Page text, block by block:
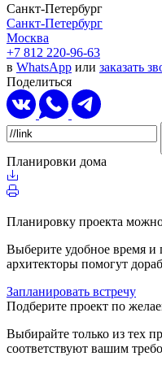
Санкт-Петербург
Санкт-Петербург
Москва
+7 812 220-96-63
в WhatsApp или заказать
Поделиться
Планировки дома
Планировку проекта
Выберите удобное время
архитекторы помогут
Запланировать встречу
Подберите проект по
Выбирайте только из тех
соответствуют вашим